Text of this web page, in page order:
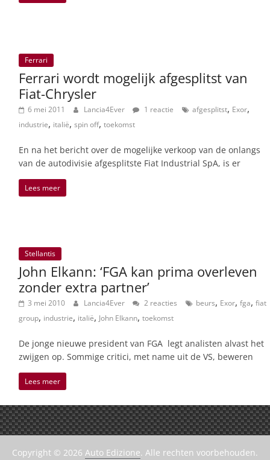
Ferrari
Ferrari wordt mogelijk afgesplitst van
Fiat-Chrysler
6 mei 2011 Lancia4Ever 1 reactie afgesplitst, Exor,
industrie, italië, spin off, toekomst
En na het bericht over de mogelijke verkoop van de onlangs
van de autodivisie afgesplitste Fiat Industrial SpA, is er
Lees meer
Stellantis
John Elkann: ‘FGA kan prima overleven
zonder extra partner’
3 mei 2010 Lancia4Ever 2 reacties beurs, Exor, fga, fiat
group, industrie, italië, John Elkann, toekomst
De jonge nieuwe president van FGA legt analisten alvast het
zwijgen op. Sommige critici, met name uit de VS, beweren
Lees meer
Copyright © 2026 Auto Edizione. Alle rechten voorbehouden.